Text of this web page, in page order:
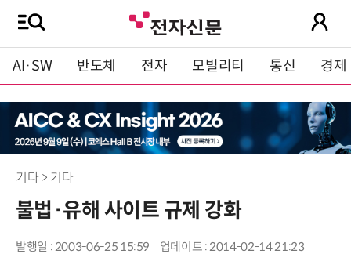
AI·SW 반도체 전자 모빌리티 통신 경제
기타 > 기타
불법·유해 사이트 규제 강화
발행일 : 2003-06-25 15:59 업데이트 : 2014-02-14 21:23